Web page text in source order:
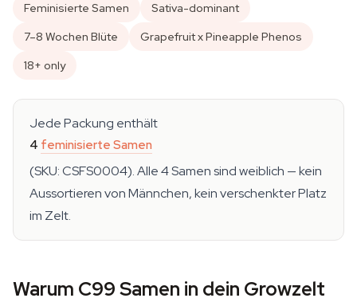
Feminisierte Samen
Sativa-dominant
7–8 Wochen Blüte
Grapefruit x Pineapple Phenos
18+ only
Jede Packung enthält
4 feminisierte Samen
(SKU: CSFS0004). Alle 4 Samen sind weiblich — kein
Aussortieren von Männchen, kein verschenkter Platz
im Zelt.
Warum C99 Samen in dein Growzelt